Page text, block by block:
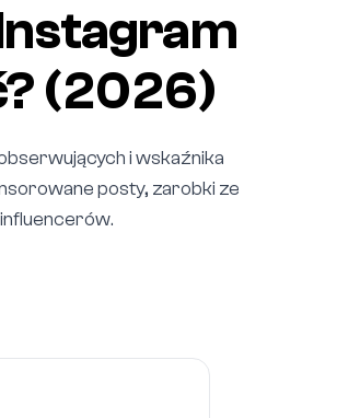
(2026)
i wskaźnika
posty, zarobki ze